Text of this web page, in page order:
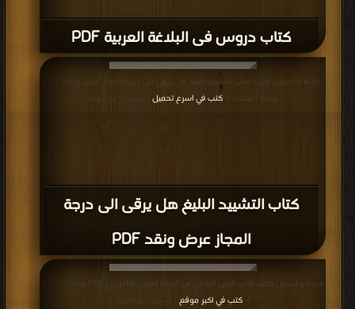
كتاب دروس فى البلاغة العربية PDF
كتاب التشييد البليغ هل يرقى الى درجة
المجاز عرض ونقد PDF
مجانا | مكتبة > كتب في اسرع تحميل | التحميل : مرة/مرات
قراءة و تحميل كتاب كتاب النص البلاغي في التراث العربي والأوربي PDF مجانا | مكتبة
> كتب في اكبر موقع | التحميل : مرة/مرات